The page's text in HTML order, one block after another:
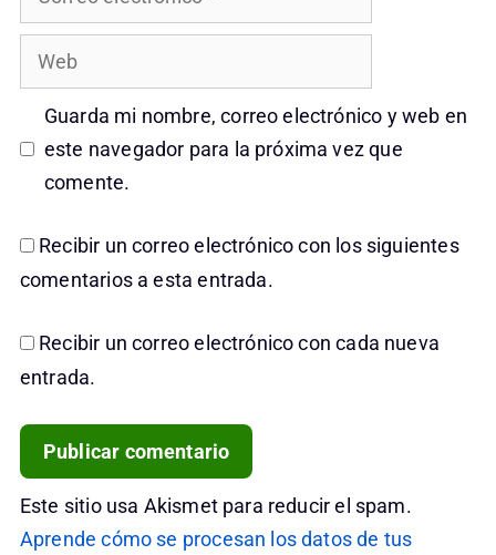
electrónico
Web
Guarda mi nombre, correo electrónico y web en
este navegador para la próxima vez que
comente.
Recibir un correo electrónico con los siguientes
comentarios a esta entrada.
Recibir un correo electrónico con cada nueva
entrada.
Este sitio usa Akismet para reducir el spam.
Aprende cómo se procesan los datos de tus